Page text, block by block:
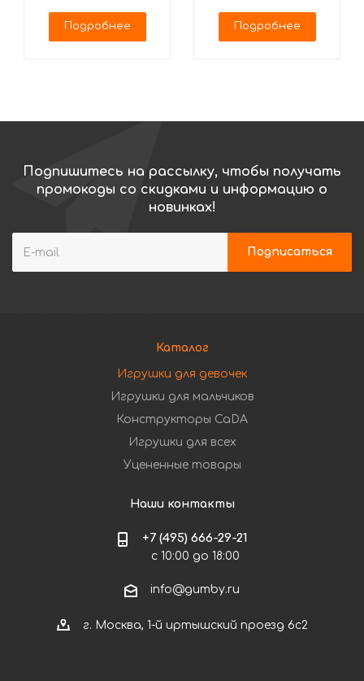
Подробнее Подробнее
Подпишитесь на рассылку, чтобы получать
промокоды со скидками и информацию о
новинках!
Каталог
Игрушки для девочек
Игрушки для мальчиков
Конструкторы CaDA
Игрушки для всех
Уцененные товары
Наши контакты
+7 (495) 666-29-21
с 10:00 до 18:00
info@gumby.ru
г. Москва, 1-й иртышский проезд 6с2